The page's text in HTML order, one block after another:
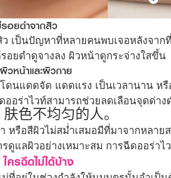
ยดำจากสิว
เป็นปัญหาที่หลายคนพบเจอหลังจาก
อยดำดูจางลง ผิวหน้าดูกระจ่างใสขึ้น
หน้าและผิวกาย
ดนแดดจัด แดดแรง เป็นเวลานาน ห
อร่าไวท์สามารถช่วยลดเลือนจุดด่า
色不均匀的人。
หรือสีผิวไม่สม่ำเสมอมีที่มาจากหลา
รดูแลผิวอย่างเหมาะสม การฉีดออร่
รฉีดไม่ได้บ้าง